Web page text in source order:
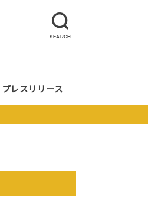
SEARCH
プレスリリース